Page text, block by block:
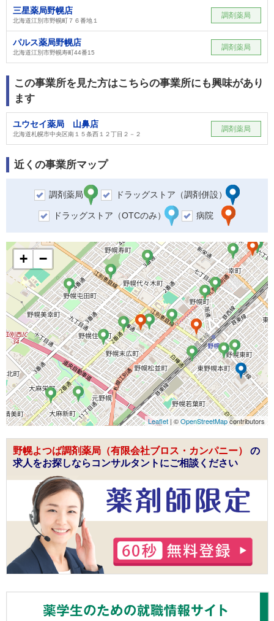
三星薬局野幌店
北海道江別市野幌町７６番地１
調剤薬局
パルス薬局野幌店
北海道江別市野幌寿町44番15
調剤薬局
この事業所を見た方はこちらの事業所にも興味があり
ます
ユウセイ薬局 山鼻店
北海道札幌市中央区南１５条西１２丁目２－２
調剤薬局
近くの事業所マップ
調剤薬局 ドラッグストア（調剤併設）
ドラッグストア（OTCのみ） 病院
+ −
Leaflet | ©OpenStreetMapcontributors
野幌よつば調剤薬局（有限会社ブロス・カンパニー） の
求人をお探しならコンサルタントにご相談ください